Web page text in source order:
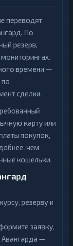
переводят
По
резерв,
времени —
сделки.
карту или
покупок,
чем
кошельки.
резерву и
заявку,
Авангарда —